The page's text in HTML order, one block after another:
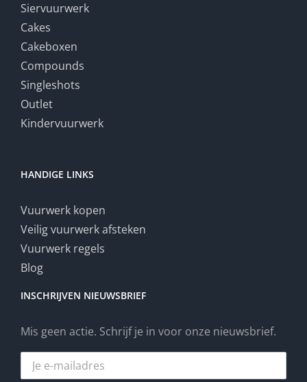
Siervuurwerk
Cakes
Cakeboxen
Compounds
Singleshots
Outlet
Kindervuurwerk
HANDIGE LINKS
Vuurwerk kopen
Veilig vuurwerk afsteken
Vuurwerk regels
Blog
INSCHRIJVEN NIEUWSBRIEF
Mis geen actie. Schrijf je in voor onze nieuwsbrief.